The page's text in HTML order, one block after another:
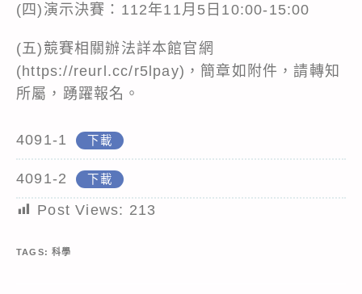
(四)演示決賽：112年11月5日10:00-15:00
(五)競賽相關辦法詳本館官網
(https://reurl.cc/r5lpay)，簡章如附件，請轉知
所屬，踴躍報名。
4091-1 下載
4091-2 下載
Post Views: 213
TAGS:科學